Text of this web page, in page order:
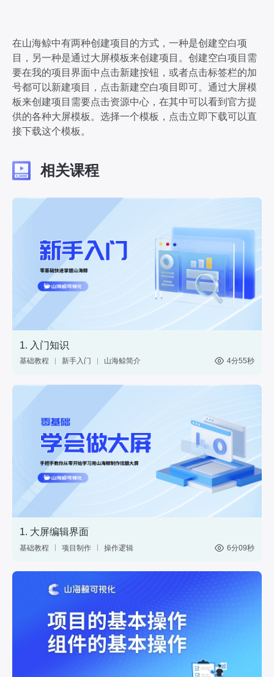
在山海鲸中有两种创建项目的方式，一种是创建空白项
目，另一种是通过大屏模板来创建项目。创建空白项目需
要在我的项目界面中点击新建按钮，或者点击标签栏的加
号都可以新建项目，点击新建空白项目即可。通过大屏模
板来创建项目需要点击资源中心，在其中可以看到官方提
供的各种大屏模板。选择一个模板，点击立即下载可以直
接下载这个模板。
相关课程
1. 入门知识
基础教程 新手入门 山海鲸简介 4分55秒
1. 大屏编辑界面
基础教程 项目制作 操作逻辑 6分09秒